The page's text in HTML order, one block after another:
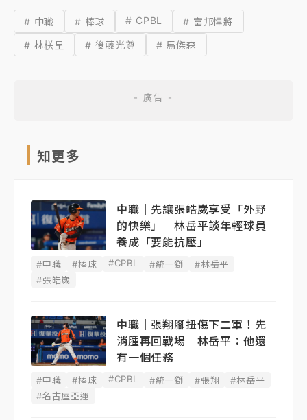
# 中職 # 棒球 # CPBL
# 富邦悍將
# 林栚呈
# 後藤光尊 # 馬傑森
知更多
中職｜先讓張皓崴享受「外野
的快樂」 林岳平談年輕球員
養成「要能抗壓」
#中職 #棒球 #CPBL #統一獅
#林岳平
#張皓崴
中職｜張翔腳扭傷下二軍！先
消腫再回戰場 林岳平：他還
有一個任務
#中職 #棒球 #CPBL #統一獅 #張翔
#林岳平
#名古屋亞運